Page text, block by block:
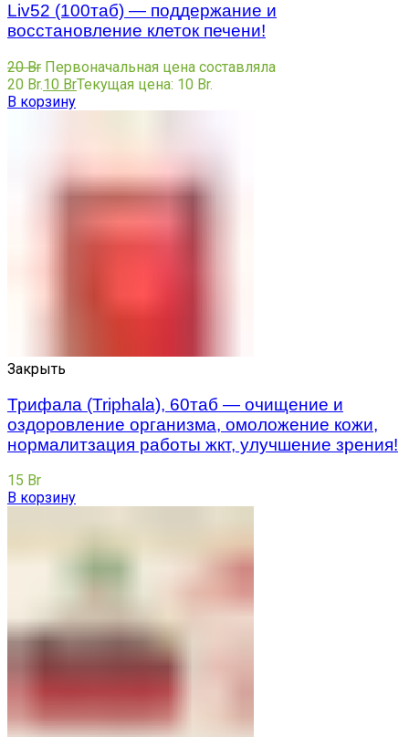
Liv52 (100таб) — поддержание и
восстановление клеток печени!
20Br Первоначальная цена составляла
20 Br.10 BrТекущая цена: 10 Br.
В корзину
Закрыть
Трифала (Triphala), 60таб — очищение и
оздоровление организма, омоложение кожи,
нормалитзация работы жкт, улучшение зрения!
15 Br
В корзину